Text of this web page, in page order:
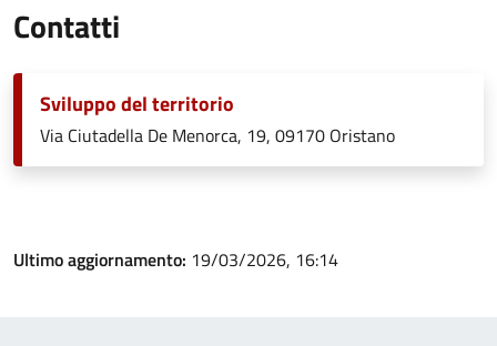
Contatti
Sviluppo del territorio
Via Ciutadella De Menorca, 19, 09170 Oristano
Ultimo aggiornamento: 19/03/2026, 16:14